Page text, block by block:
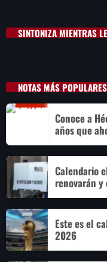
SINTONIZA MIENTRAS
NOTAS MÁS POPULARES
Conoce a
años que
Calendario
renovarán y
Este es el
2026